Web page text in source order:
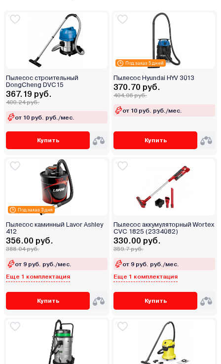
Пылесос строительный
DongCheng DVC15
367.19 руб.
400.24 руб.
от 10 руб. руб./мес.
Купить
Под заказ 5 дней
Пылесос Hyundai HYV 3013
370.70 руб.
404.06 руб.
от 10 руб. руб./мес.
Купить
Под заказ 3 дня
Пылесос каминный Lavor Ashley
412
356.00 руб.
388.04 руб.
от 9 руб. руб./мес.
Еще 1 комплектация
Купить
Пылесос аккумуляторный Wortex
CVC 1825 (2334082)
330.00 руб.
359.7 руб.
от 9 руб. руб./мес.
Еще 1 комплектация
Купить